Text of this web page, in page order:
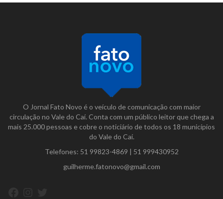
O Jornal Fato Novo é o veículo de comunicação com maior
circulação no Vale do Caí. Conta com um público leitor que chega a
mais 25.000 pessoas e cobre o noticiário de todos os 18 municípios
do Vale do Caí.
Telefones: 51 99823-4869 | 51 999430952
guilherme.fatonovo@gmail.com